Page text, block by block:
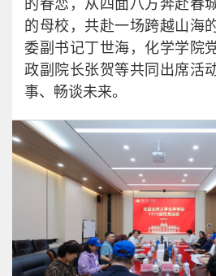
的眷恋，从四面八方奔赴春
的母校，共赴一场跨越山海
委副书记丁世海，化学学院
政副院长张贺等共同出席活
事、畅谈未来。